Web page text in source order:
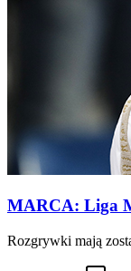
MARCA: Liga
Rozgrywki mają